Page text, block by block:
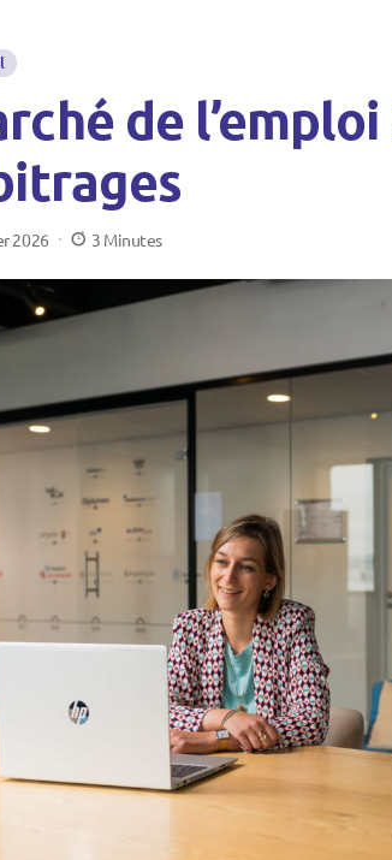
de
2026 3 Minutes